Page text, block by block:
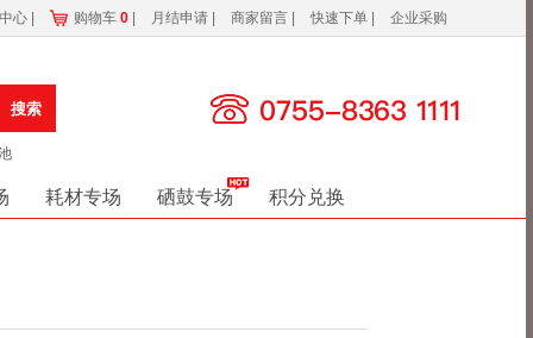
心 购物车 0 月结申请 商家留言 快速下单 企业采购
搜索
耗材专场 硒鼓专场 积分兑换